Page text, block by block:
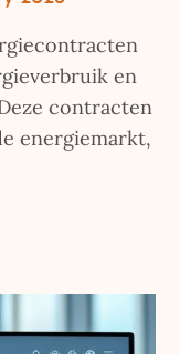
en
contracten
energiemarkt,